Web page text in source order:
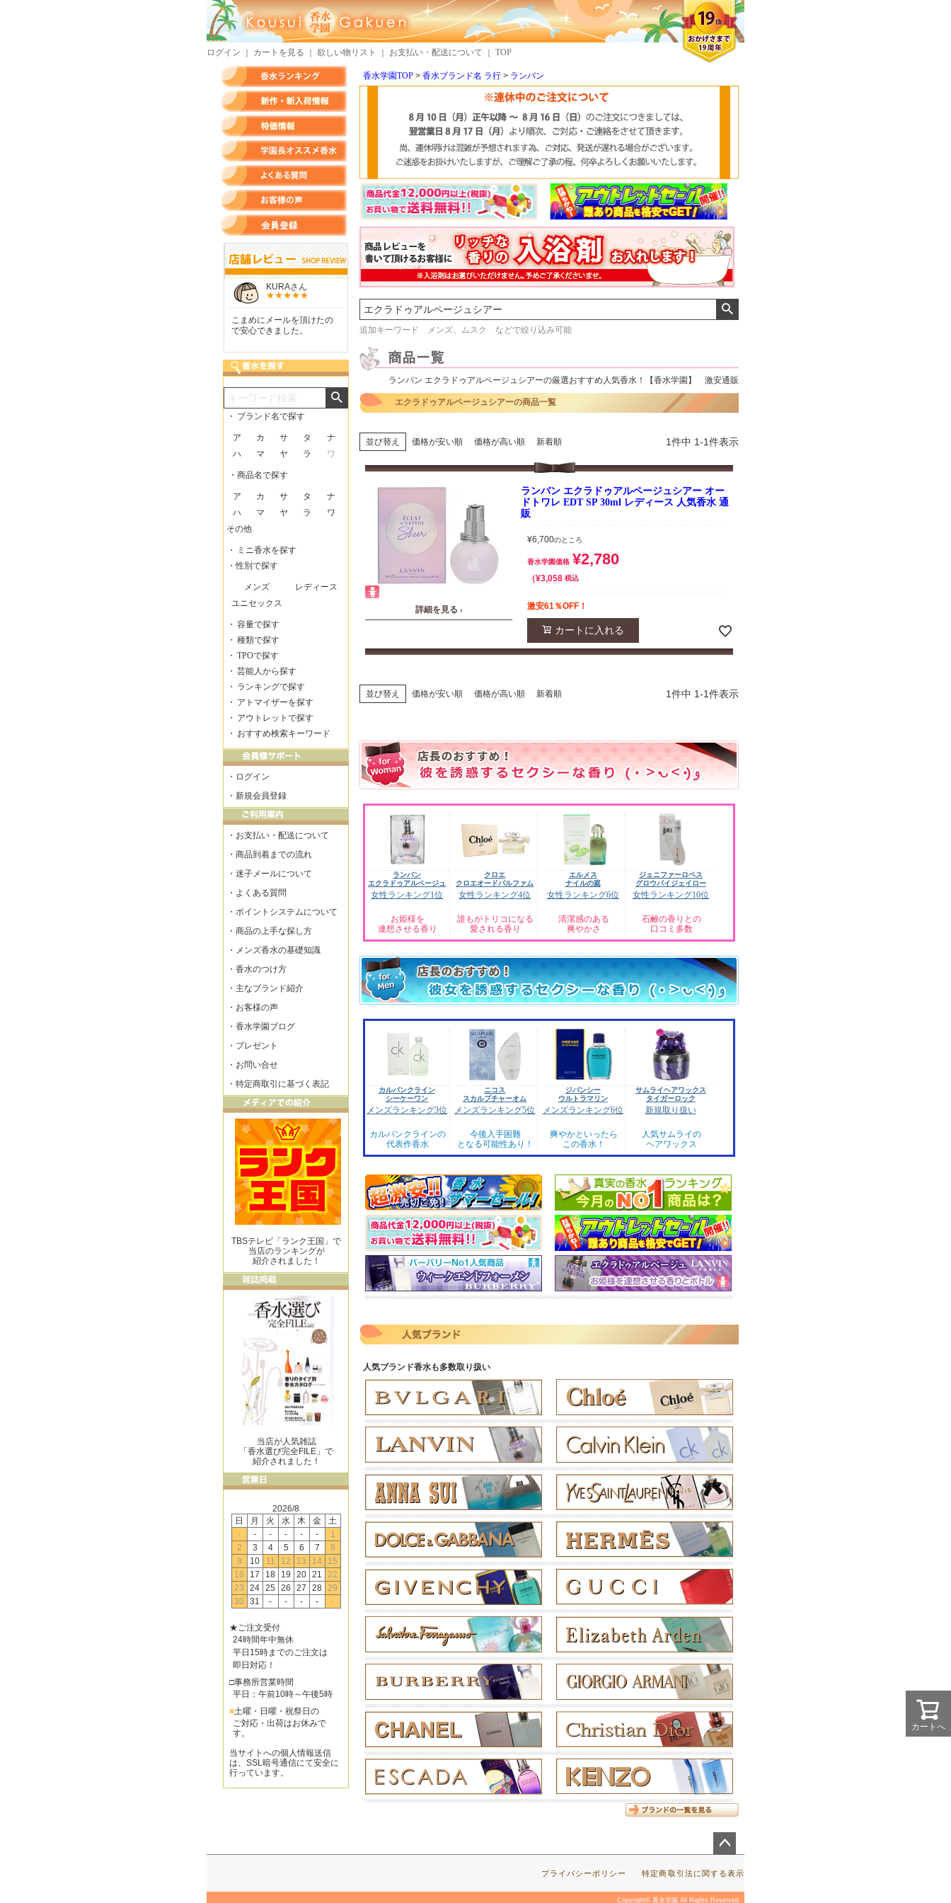
ログイン カートを見る 欲しい物リスト お支払い・配送について TOP
香水学園TOP 香水ブランド名 ラ行 ランバン
検索
追加キーワード メンズ、ムスク などで絞り込み可能
ランバン エクラドゥアルページュシアーの厳選おすすめ人気香水！【香水学園】 激安通販
エクラドゥアルページュシアーの商品一覧
並び替え 価格が安い順 価格が高い順 新着順 1件中 1-1件表示
詳細を見る ›
ランバン エクラドゥアルページュシアー オー
ドトワレ EDT SP 30ml レディース 人気香水 通
販
¥6,700のところ
香水学園価格 ¥2,780
¥3,058 税込
激安61％OFF！
カートに入れる
並び替え 価格が安い順 価格が高い順 新着順 1件中 1-1件表示
ランバン
エクラドゥアルページュ
女性ランキング1位
お姫様を
連想させる香り
クロエ
クロエオードパルファム
女性ランキング4位
誰もがトリコになる
愛される香り
エルメス
ナイルの庭
女性ランキング6位
清潔感のある
爽やかさ
ジェニファーロペス
グロウバイジェイロー
女性ランキング10位
石鹸の香りとの
口コミ多数
カルバンクライン
シーケーワン
メンズランキング3位
カルバンクラインの
代表作香水
ニコス
スカルプチャーオム
メンズランキング5位
今後入手困難
となる可能性あり！
ジバンシー
ウルトラマリン
メンズランキング6位
爽やかといったら
この香水！
サムライヘアワックス
タイガーロック
新規取り扱い
人気サムライの
ヘアワックス
人気ブランド香水も多数取り扱い
カートへ
KURAさん
こまめにメールを頂けたの
で安心できました。
しらすさん
商品が早く届いたのでよか
ったです。また利用させて
MMさん
好きな香水を、いろいろ少
量試せるところが魅力でし
クロエさん
気持ちよくお取引が出来ま
おまけありがとうございま
・ ブランド名で探す
ア カ サ タ
ナ
ハ
マ ヤ ラ ワ
・商品名で探す
ア カ サ タ
ナ
ハ
マ ヤ ラ
ワ
その他
・
ミニ香水を探す
・性別で探す
メンズ
レディース
ユニセックス
・ 容量で探す
・ 種類で探す
・ TPOで探す
・ 芸能人から探す
・ ランキングで探す
・ アトマイザーを探す
・ アウトレットで探す
・ おすすめ検索キーワード
・ ログイン
・ 新規会員登録
・ お支払い・配送について
・ 商品到着までの流れ
・ 迷子メールについて
・ よくある質問
・ ポイントシステムについて
・ 商品の上手な探し方
・ メンズ香水の基礎知識
・ 香水のつけ方
・ 主なブランド紹介
・ お客様の声
・ 香水学園ブログ
・ プレゼント
・ お問い合せ
・ 特定商取引に基づく表記
TBSテレビ「ランク王国」で
当店のランキングが
紹介されました！
当店が人気雑誌
「香水選び完全FILE」で
紹介されました！
2026/8
日
月 火 水 木 金
土
-
- - - - -
1
2
3 4 5 6 7
8
9
10 11 12 13 14
15
16
17 18 19 20 21
22
23
24 25 26 27 28 29
30
31 - - - - -
★ご注文受付
24時間年中無休
平日15時までのご注文は
即日対応！
□事務所営業時間
平日：午前10時～午後5時
■土曜・日曜・祝祭日の
ご対応・出荷はお休みで
す。
当サイトへの個人情報送信
は、SSL暗号通信にて安全に
行っています。
ジト
ップ
へ
プライバシーポリシー 特定商取引法に関する表示
Copyright© 香水学園 All Rights Reserved.